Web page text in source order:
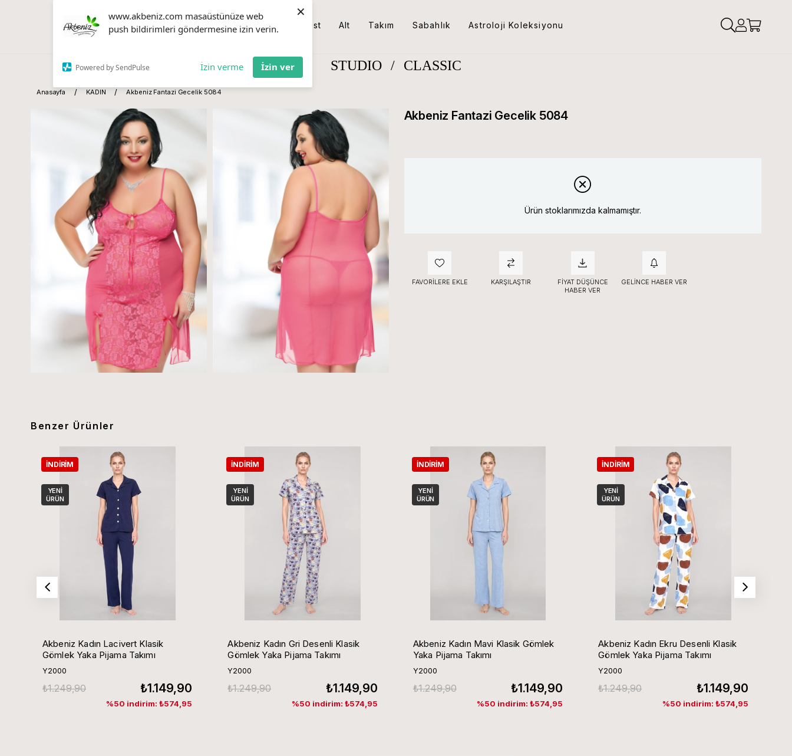
www.akbeniz.com masaüstünüze web
push bildirimleri göndermesine izin verin.
Powered by SendPulse İzin verme İzin ver
×
Üst Alt Takım Sabahlık Astroloji Koleksiyonu
STUDIO / CLASSIC
Anasayfa KADIN Akbeniz Fantazi Gecelik 5084
Akbeniz Fantazi Gecelik 5084
Ürün stoklarımızda kalmamıştır.
FAVORILERE EKLE KARŞILAŞTIR
FIYAT DÜŞÜNCE
HABER VER
GELINCE HABER VER
Benzer Ürünler
Akbeniz Kadın Lacivert Klasik
Gömlek Yaka Pijama Takımı
Y2000
₺1.149,90
₺1.249,90
%50 indirim: ₺574,95
İNDIRIM
YENI
ÜRÜN
Akbeniz Kadın Gri Desenli Klasik
Gömlek Yaka Pijama Takımı
Y2000
₺1.149,90
₺1.249,90
%50 indirim: ₺574,95
İNDIRIM
YENI
ÜRÜN
Akbeniz Kadın Mavi Klasik Gömlek
Yaka Pijama Takımı
Y2000
₺1.149,90
₺1.249,90
%50 indirim: ₺574,95
İNDIRIM
YENI
ÜRÜN
Akbeniz Kadın Ekru Desenli Klasik
Gömlek Yaka Pijama Takımı
Y2000
₺1.149,90
₺1.249,90
%50 indirim: ₺574,95
İNDIRIM
YENI
ÜRÜN